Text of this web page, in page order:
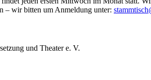
– wir bitten um Anmeldung unter:
und Theater e. V.